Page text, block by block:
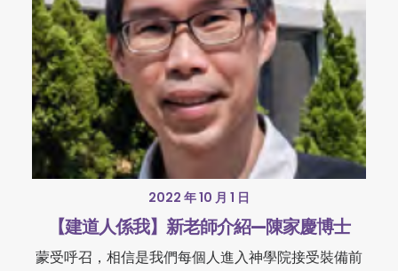
2022 年 10 月 1 日
【建道人係我】新老師介紹—陳家慶博士
蒙受呼召，相信是我們每個人進入神學院接受裝備前